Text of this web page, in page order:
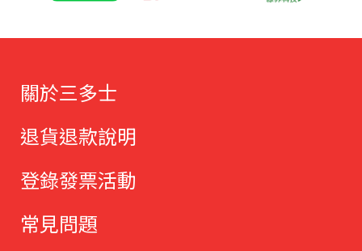
關於三多士
退貨退款說明
登錄發票活動
常見問題